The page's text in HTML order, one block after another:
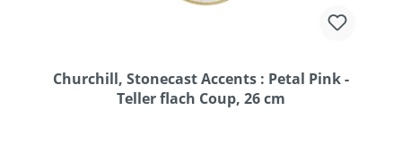
Churchill, Stonecast Accents : Petal Pink -
Teller flach Coup, 26 cm